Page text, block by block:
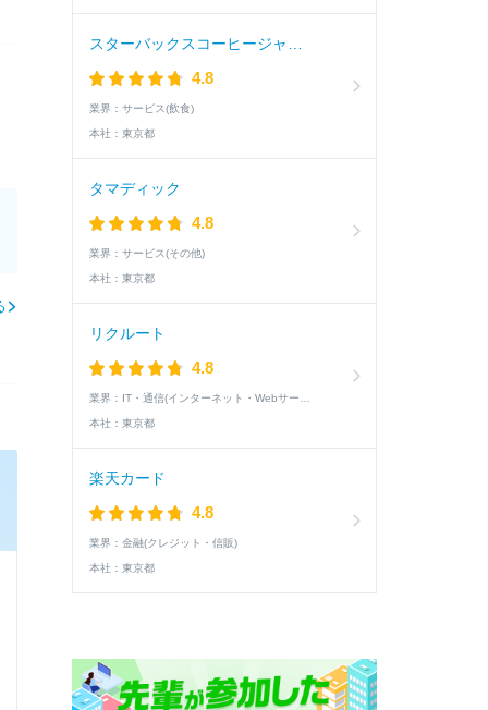
4.8
業界： サービス(飲食)
本社： 東京都
タマディック
4.8
業界： サービス(その他)
本社： 東京都
リクルート
4.8
業界：
本社： 東京都
楽天カード
4.8
業界： 金融(クレジット・信販)
本社： 東京都